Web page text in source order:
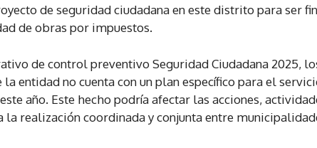
de seguridad ciudadana en este distrito para ser
de obras por impuestos.
de control preventivo Seguridad Ciudadana 2025,
la entidad no cuenta con un plan específico para el
año. Este hecho podría afectar las acciones,
la realización coordinada y conjunta entre